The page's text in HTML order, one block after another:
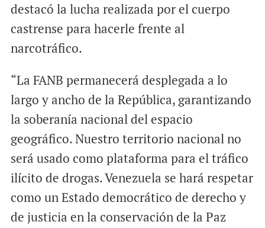
destacó la lucha realizada por el cuerpo
castrense para hacerle frente al
narcotráfico.
“La FANB permanecerá desplegada a lo
largo y ancho de la República, garantizando
la soberanía nacional del espacio
geográfico. Nuestro territorio nacional no
será usado como plataforma para el tráfico
ilícito de drogas. Venezuela se hará respetar
como un Estado democrático de derecho y
de justicia en la conservación de la Paz